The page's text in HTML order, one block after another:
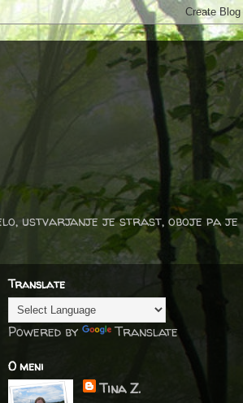
ustvarjanje je strast, oboje pa je
Translate
Powered by Translate
O meni
Tina Z.